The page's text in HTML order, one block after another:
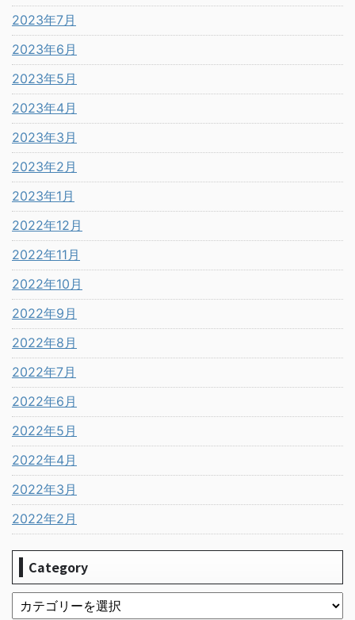
2023年7月
2023年6月
2023年5月
2023年4月
2023年3月
2023年2月
2023年1月
2022年12月
2022年11月
2022年10月
2022年9月
2022年8月
2022年7月
2022年6月
2022年5月
2022年4月
2022年3月
2022年2月
Category